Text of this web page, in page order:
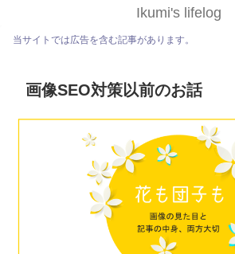
Ikumi's lifelog
当サイトでは広告を含む記事があります。
画像SEO対策以前のお話